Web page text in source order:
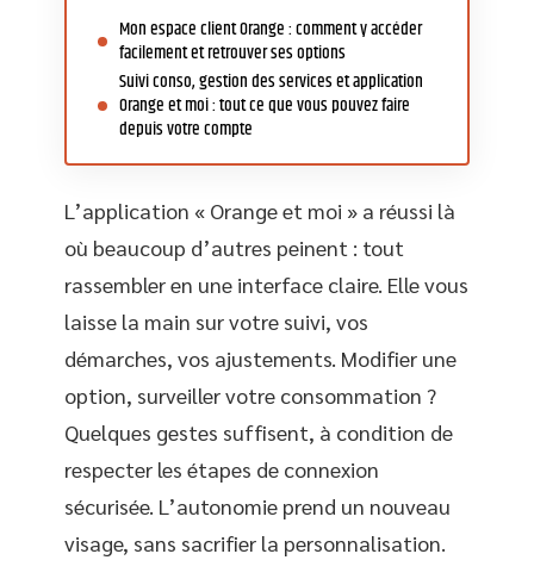
Mon espace client Orange : comment y accéder
facilement et retrouver ses options
Suivi conso, gestion des services et application
Orange et moi : tout ce que vous pouvez faire
depuis votre compte
L’application « Orange et moi » a réussi là
où beaucoup d’autres peinent : tout
rassembler en une interface claire. Elle vous
laisse la main sur votre suivi, vos
démarches, vos ajustements. Modifier une
option, surveiller votre consommation ?
Quelques gestes suffisent, à condition de
respecter les étapes de connexion
sécurisée. L’autonomie prend un nouveau
visage, sans sacrifier la personnalisation.